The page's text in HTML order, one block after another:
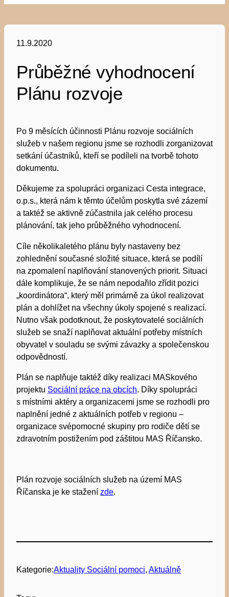
11.9.2020
Průběžné vyhodnocení
Plánu rozvoje
Po 9 měsících účinnosti Plánu rozvoje sociálních
služeb v našem regionu jsme se rozhodli zorganizovat
setkání účastníků, kteří se podíleli na tvorbě tohoto
dokumentu.
Děkujeme za spolupráci organizaci Cesta integrace,
o.p.s., která nám k těmto účelům poskytla své zázemí
a taktéž se aktivně zúčastnila jak celého procesu
plánování, tak jeho průběžného vyhodnocení.
Cíle několikaletého plánu byly nastaveny bez
zohlednění současné složité situace, která se podílí
na zpomalení naplňování stanovených priorit. Situaci
dále komplikuje, že se nám nepodařilo zřídit pozici
„koordinátora“, který měl primárně za úkol realizovat
plán a dohlížet na všechny úkoly spojené s realizací.
Nutno však podotknout, že poskytovatelé sociálních
služeb se snaží naplňovat aktuální potřeby místních
obyvatel v souladu se svými závazky a společenskou
odpovědností.
Plán se naplňuje taktéž díky realizaci MASkového
projektu Sociální práce na obcích. Díky spolupráci
s místními aktéry a organizacemi jsme se rozhodli pro
naplnění jedné z aktuálních potřeb v regionu –
organizace svépomocné skupiny pro rodiče dětí se
zdravotním postižením pod záštitou MAS Říčansko.
Plán rozvoje sociálních služeb na území MAS
Říčanska je ke staženízde.
Kategorie:Aktuality Sociální pomoci, Aktuálně